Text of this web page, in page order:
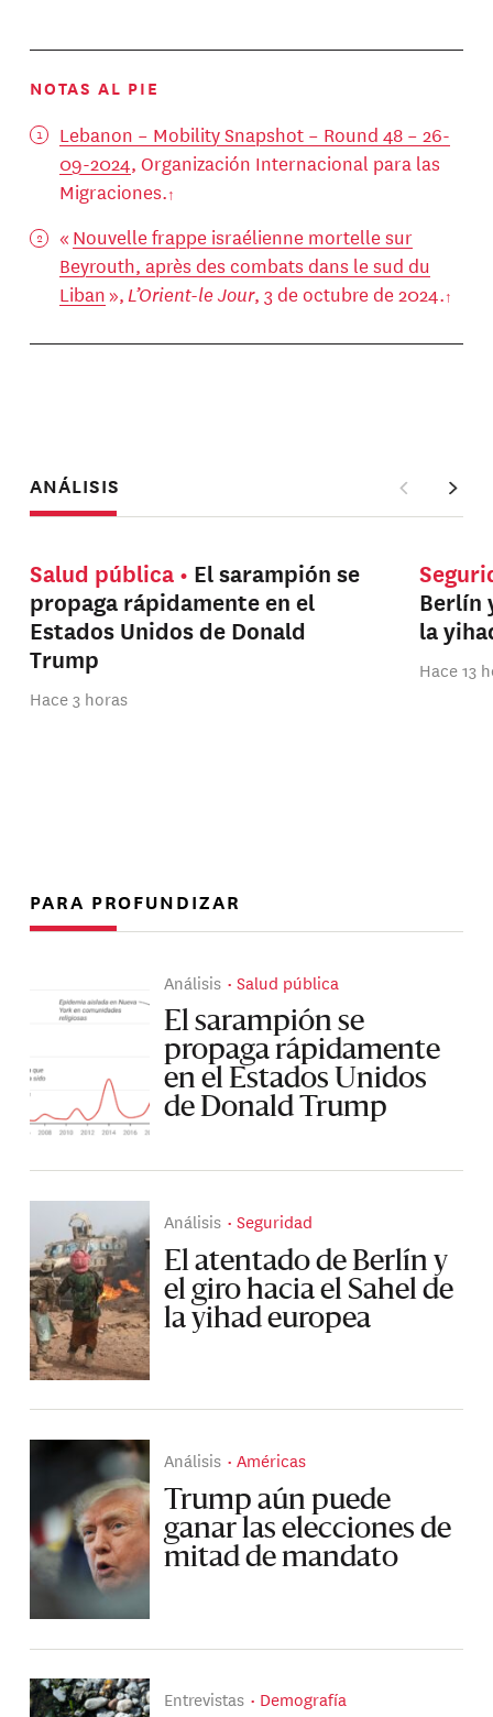
NOTAS AL PIE
Lebanon – Mobility Snapshot – Round 48 – 26-
09-2024, Organización Internacional para las
Migraciones.
« Nouvelle frappe israélienne mortelle sur
Beyrouth, après des combats dans le sud du
Liban»,L’Orient-le Jour, 3 de octubre de 2024.
ANÁLISIS
Salud pública
El sarampión se
propaga rápidamente en el
Estados Unidos de Donald
Trump
Hace 3 horas
Berlín
la
Hace 13
PARA PROFUNDIZAR
Análisis Salud pública
El sarampión se
propaga rápidamente
en el Estados Unidos
de Donald Trump
Análisis Seguridad
El atentado de Berlín y
el giro hacia el Sahel de
la yihad europea
Análisis Américas
Trump aún puede
ganar las elecciones de
mitad de mandato
Entrevistas Demografía